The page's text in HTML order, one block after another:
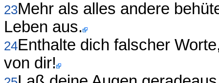
23Mehr als alles andere
Leben aus.
24Enthalte dich falscher
von dir!